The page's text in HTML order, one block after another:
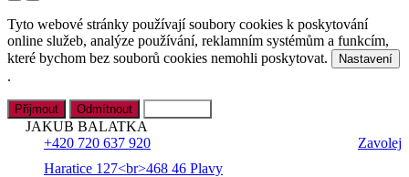
Tyto webové stránky používají soubory cookies k poskytování
online služeb, analýze používání, reklamním systémům a funkcím,
které bychom bez souborů cookies nemohli poskytovat.
Nastavení
.
Přijmout Odmítnout
JAKUB BALATKA
+420 720 637 920
Zavolej
Haratice 127<br>468 46 Plavy